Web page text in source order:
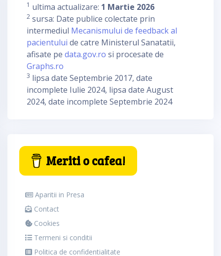
1 ultima actualizare: 1 Martie 2026
2 sursa: Date publice colectate prin
intermediul Mecanismului de feedback al
pacientului de catre Ministerul Sanatatii,
afisate pe data.gov.ro si procesate de
Graphs.ro
3 lipsa date Septembrie 2017, date
incomplete Iulie 2024, lipsa date August
2024, date incomplete Septembrie 2024
Meriti o cafea!
Aparitii in Presa
Contact
Cookies
Termeni si conditii
Politica de confidentialitate